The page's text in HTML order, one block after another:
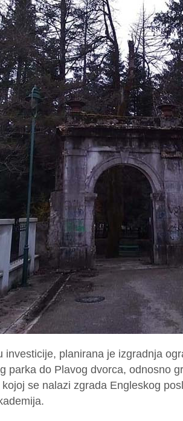
investicije, planirana je izgradnja
parka do Plavog dvorca, odnosno
se nalazi zgrada Engleskog